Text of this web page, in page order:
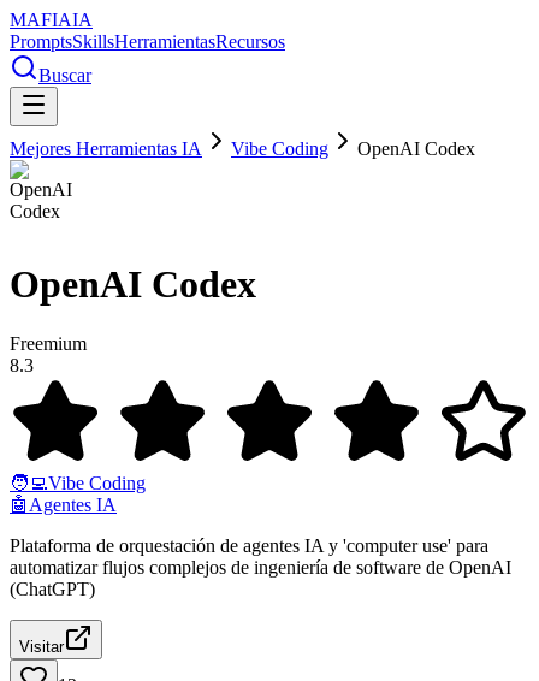
MAFIAIA
PromptsSkillsHerramientasRecursos
Buscar
Mejores Herramientas IA Vibe Coding OpenAI Codex
OpenAI Codex
Freemium
8.3
🧑‍💻Vibe Coding
🤖 Agentes IA
Plataforma de orquestación de agentes IA y 'computer use' para
automatizar flujos complejos de ingeniería de software de OpenAI
(ChatGPT)
Visitar